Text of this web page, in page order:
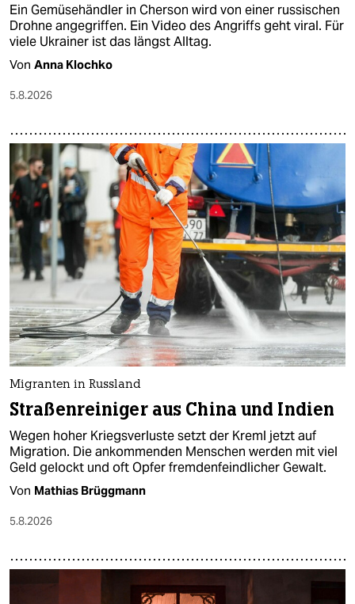
Ein Gemüsehändler in Cherson wird von einer russischen
Drohne angegriffen. Ein Video des Angriffs geht viral. Für
viele Ukrainer ist das längst Alltag.
Von Anna Klochko
5.8.2026
Migranten in Russland
Straßenreiniger aus China und Indien
Wegen hoher Kriegsverluste setzt der Kreml jetzt auf
Migration. Die ankommenden Menschen werden mit viel
Geld gelockt und oft Opfer fremdenfeindlicher Gewalt.
Von Mathias Brüggmann
5.8.2026